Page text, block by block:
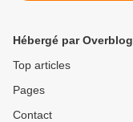
Hébergé par Overblog
Top articles
Pages
Contact